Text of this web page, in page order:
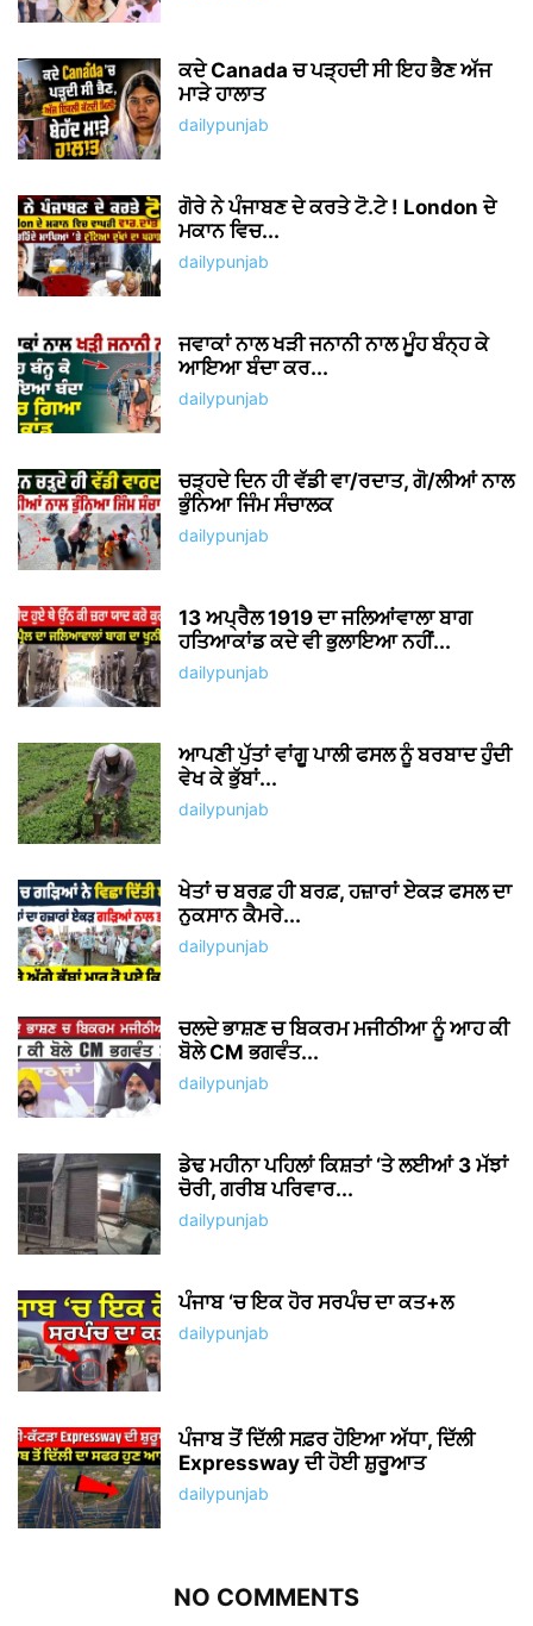
ਕਦੇ Canada ਚ ਪੜ੍ਹਦੀ ਸੀ ਇਹ ਭੈਣ ਅੱਜ
ਮਾੜੇ ਹਾਲਾਤ
dailypunjab
ਗੋਰੇ ਨੇ ਪੰਜਾਬਣ ਦੇ ਕਰਤੇ ਟੋ.ਟੇ ! London ਦੇ
ਮਕਾਨ ਵਿਚ...
dailypunjab
ਜਵਾਕਾਂ ਨਾਲ ਖੜੀ ਜਨਾਨੀ ਨਾਲ ਮੂੰਹ ਬੰਨ੍ਹ ਕੇ
ਆਇਆ ਬੰਦਾ ਕਰ...
dailypunjab
ਚੜ੍ਹਦੇ ਦਿਨ ਹੀ ਵੱਡੀ ਵਾ/ਰਦਾਤ, ਗੋ/ਲੀਆਂ ਨਾਲ
ਭੁੰਨਿਆ ਜਿੰਮ ਸੰਚਾਲਕ
dailypunjab
13 ਅਪ੍ਰੈਲ 1919 ਦਾ ਜਲਿਆਂਵਾਲਾ ਬਾਗ
ਹਤਿਆਕਾਂਡ ਕਦੇ ਵੀ ਭੁਲਾਇਆ ਨਹੀਂ...
dailypunjab
ਆਪਣੀ ਪੁੱਤਾਂ ਵਾਂਗੂ ਪਾਲੀ ਫਸਲ ਨੂੰ ਬਰਬਾਦ ਹੁੰਦੀ
ਵੇਖ ਕੇ ਭੁੱਬਾਂ...
dailypunjab
ਖੇਤਾਂ ਚ ਬਰਫ਼ ਹੀ ਬਰਫ਼, ਹਜ਼ਾਰਾਂ ਏਕੜ ਫਸਲ ਦਾ
ਨੁਕਸਾਨ ਕੈਮਰੇ...
dailypunjab
ਚਲਦੇ ਭਾਸ਼ਣ ਚ ਬਿਕਰਮ ਮਜੀਠੀਆ ਨੂੰ ਆਹ ਕੀ
ਬੋਲੇ CM ਭਗਵੰਤ...
dailypunjab
ਡੇਢ ਮਹੀਨਾ ਪਹਿਲਾਂ ਕਿਸ਼ਤਾਂ ‘ਤੇ ਲਈਆਂ 3 ਮੱਝਾਂ
ਚੋਰੀ, ਗਰੀਬ ਪਰਿਵਾਰ...
dailypunjab
ਪੰਜਾਬ ‘ਚ ਇਕ ਹੋਰ ਸਰਪੰਚ ਦਾ ਕਤ+ਲ
dailypunjab
ਪੰਜਾਬ ਤੋਂ ਦਿੱਲੀ ਸਫ਼ਰ ਹੋਇਆ ਅੱਧਾ, ਦਿੱਲੀ
Expressway ਦੀ ਹੋਈ ਸ਼ੁਰੂਆਤ
dailypunjab
NO COMMENTS